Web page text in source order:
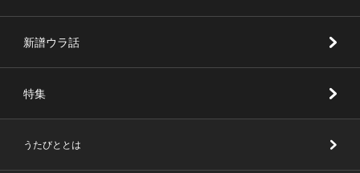
新譜ウラ話
特集
うたびととは